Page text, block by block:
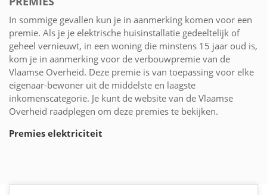
In sommige gevallen kun je in aanmerking komen voor een
premie. Als je je elektrische huisinstallatie gedeeltelijk of
geheel vernieuwt, in een woning die minstens 15 jaar oud is,
kom je in aanmerking voor de verbouwpremie van de
Vlaamse Overheid. Deze premie is van toepassing voor elke
eigenaar-bewoner uit de middelste en laagste
inkomenscategorie. Je kunt de website van de Vlaamse
Overheid raadplegen om deze premies te bekijken.
Premies elektriciteit